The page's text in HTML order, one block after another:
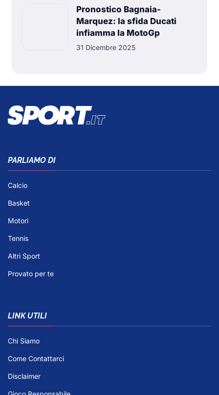
Pronostico Bagnaia-
Marquez: la sfida Ducati
infiamma la MotoGp
31 Dicembre 2025
PARLIAMO DI
Calcio
Basket
Motori
Tennis
Altri Sport
Provato per te
LINK UTILI
Chi Siamo
Come Contattarci
Disclaimer